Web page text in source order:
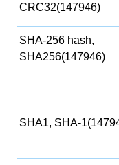
CRC32(147946)
SHA-256 hash,
SHA256(147946)
SHA1, SHA-